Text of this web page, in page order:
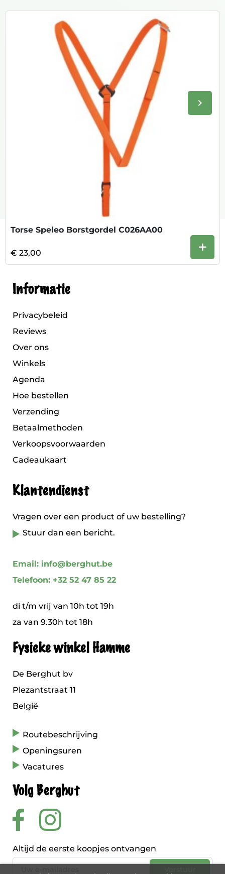
keyboard_arrow_right
Torse Speleo Borstgordel C026AA00
€ 23,00 +
Informatie
Privacybeleid
Reviews
Over ons
Winkels
Agenda
Hoe bestellen
Verzending
Betaalmethoden
Verkoopsvoorwaarden
Cadeaukaart
Klantendienst
Vragen over een product of uw bestelling?
Stuur dan een bericht.
Email: info@berghut.be
Telefoon: +32 52 47 85 22
di t/m vrij van 10h tot 19h
za van 9.30h tot 18h
Fysieke winkel Hamme
De Berghut bv
Plezantstraat 11
België
Routebeschrijving
Openingsuren
Vacatures
Volg Berghut
Altijd de eerste koopjes ontvangen